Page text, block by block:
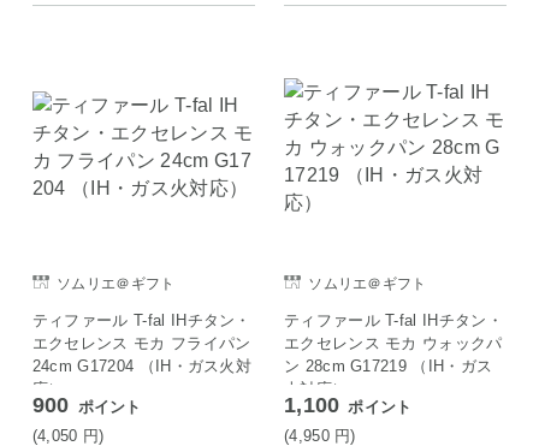
ソムリエ＠ギフト
ティファール T-fal IHチタン・
エクセレンス モカ フライパン
24cm G17204 （IH・ガス火対
応）
900 ポイント
(4,050 円)
ソムリエ＠ギフト
ティファール T-fal IHチタン・
エクセレンス モカ ウォックパ
ン 28cm G17219 （IH・ガス
火対応）
1,100 ポイント
(4,950 円)